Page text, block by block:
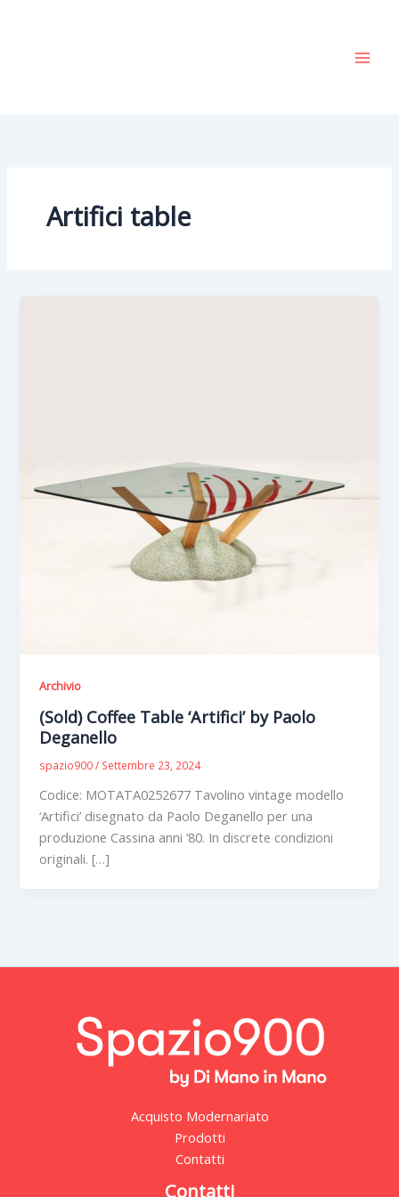
Artifici table
Archivio
(Sold) Coffee Table ‘Artifici’ by Paolo
Deganello
spazio900/ Settembre 23, 2024
Codice: MOTATA0252677 Tavolino vintage modello
‘Artifici’ disegnato da Paolo Deganello per una
produzione Cassina anni ’80. In discrete condizioni
originali. […]
Acquisto Modernariato
Prodotti
Contatti
Contatti